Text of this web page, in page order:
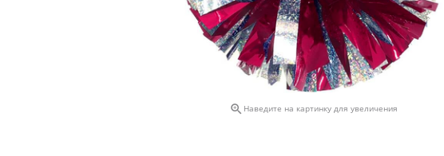
 Наведите на картинку для увеличения